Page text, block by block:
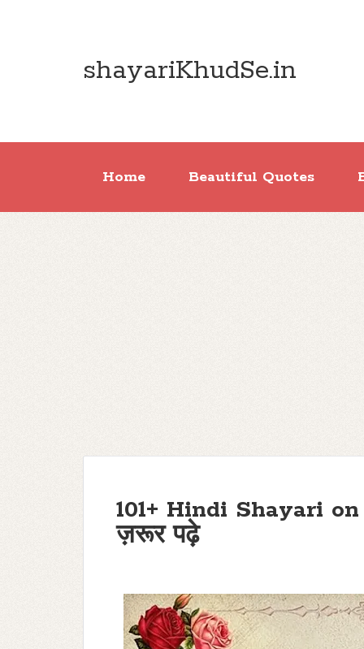
shayariKhudSe.in
Home Beautiful Quotes
101+ Hindi Shayari on
ज़रूर पढ़े